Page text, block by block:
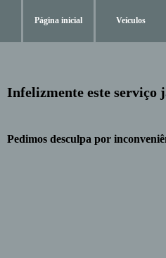
Página inicial Veículos
Infelizmente este serviço
Pedimos desculpa por